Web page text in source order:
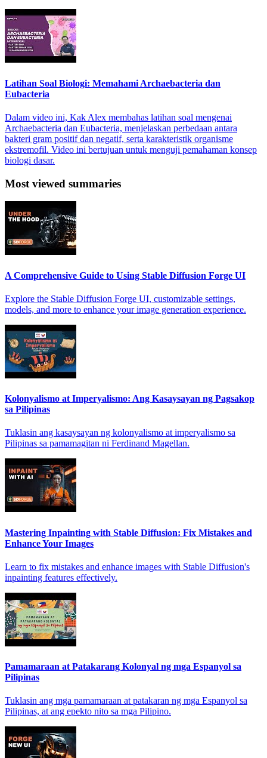
Latihan Soal Biologi: Memahami Archaebacteria dan
Eubacteria
Dalam video ini, Kak Alex membahas latihan soal mengenai
Archaebacteria dan Eubacteria, menjelaskan perbedaan antara
bakteri gram positif dan negatif, serta karakteristik organisme
ekstremofil. Video ini bertujuan untuk menguji pemahaman konsep
biologi dasar.
Most viewed summaries
A Comprehensive Guide to Using Stable Diffusion Forge UI
Explore the Stable Diffusion Forge UI, customizable settings,
models, and more to enhance your image generation experience.
Kolonyalismo at Imperyalismo: Ang Kasaysayan ng Pagsakop
sa Pilipinas
Tuklasin ang kasaysayan ng kolonyalismo at imperyalismo sa
Pilipinas sa pamamagitan ni Ferdinand Magellan.
Mastering Inpainting with Stable Diffusion: Fix Mistakes and
Enhance Your Images
Learn to fix mistakes and enhance images with Stable Diffusion's
inpainting features effectively.
Pamamaraan at Patakarang Kolonyal ng mga Espanyol sa
Pilipinas
Tuklasin ang mga pamamaraan at patakaran ng mga Espanyol sa
Pilipinas, at ang epekto nito sa mga Pilipino.